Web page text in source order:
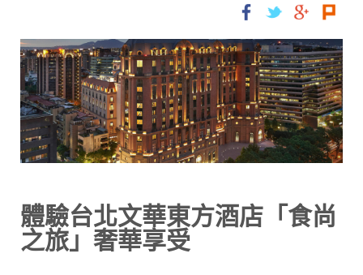
體驗台北文華東方酒店「食尚
之旅」奢華享受